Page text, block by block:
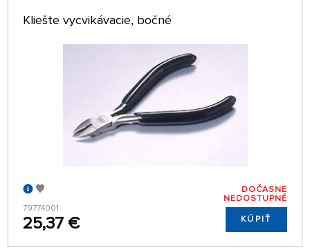
Kliešte vycvikávacie, bočné
79774001
25,37 €
DOČASNE
NEDOSTUPNÉ
KÚPIŤ